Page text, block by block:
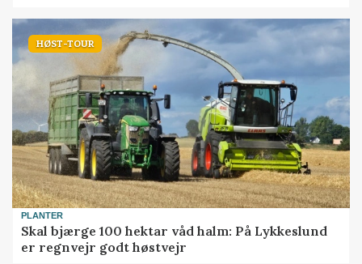
HØST-TOUR
PLANTER
Skal bjærge 100 hektar våd halm: På Lykkeslund
er regnvejr godt høstvejr